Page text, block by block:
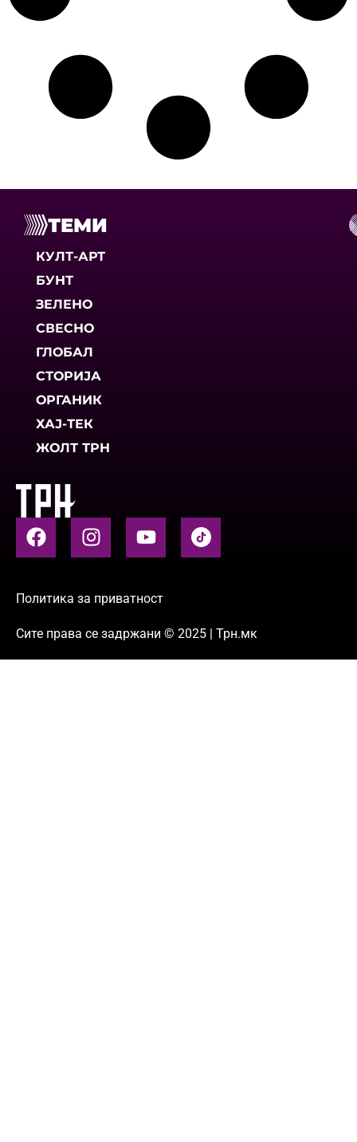
ТЕМИ
КУЛТ-АРТ
БУНТ
ЗЕЛЕНО
СВЕСНО
ГЛОБАЛ
СТОРИЈА
ОРГАНИК
ХАЈ-ТЕК
ЖОЛТ ТРН
Политика за приватност
Сите права се задржани © 2025 | Трн.мк